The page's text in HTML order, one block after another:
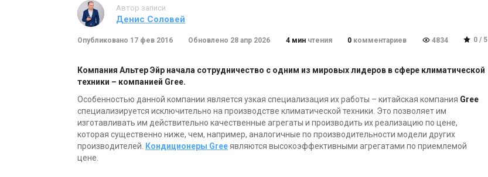
Автор записи
Денис Соловей
Опубликовано 17 фев 2016 Обновлено 28 апр 2026 4 мин чтения 0 комментариев 4834 0 / 5
Компания Альтер Эйр начала сотрудничество с одним из мировых лидеров в сфере климатической
техники – компанией Gree.
Особенностью данной компании является узкая специализация их работы – китайская компания Gree
специализируется исключительно на производстве климатической техники. Это позволяет им
изготавливать им действительно качественные агрегаты и производить их реализацию по цене,
которая существенно ниже, чем, например, аналогичные по производительности модели других
производителей.
Кондиционеры Greeявляются высокоэффективными агрегатами по приемлемой
цене.